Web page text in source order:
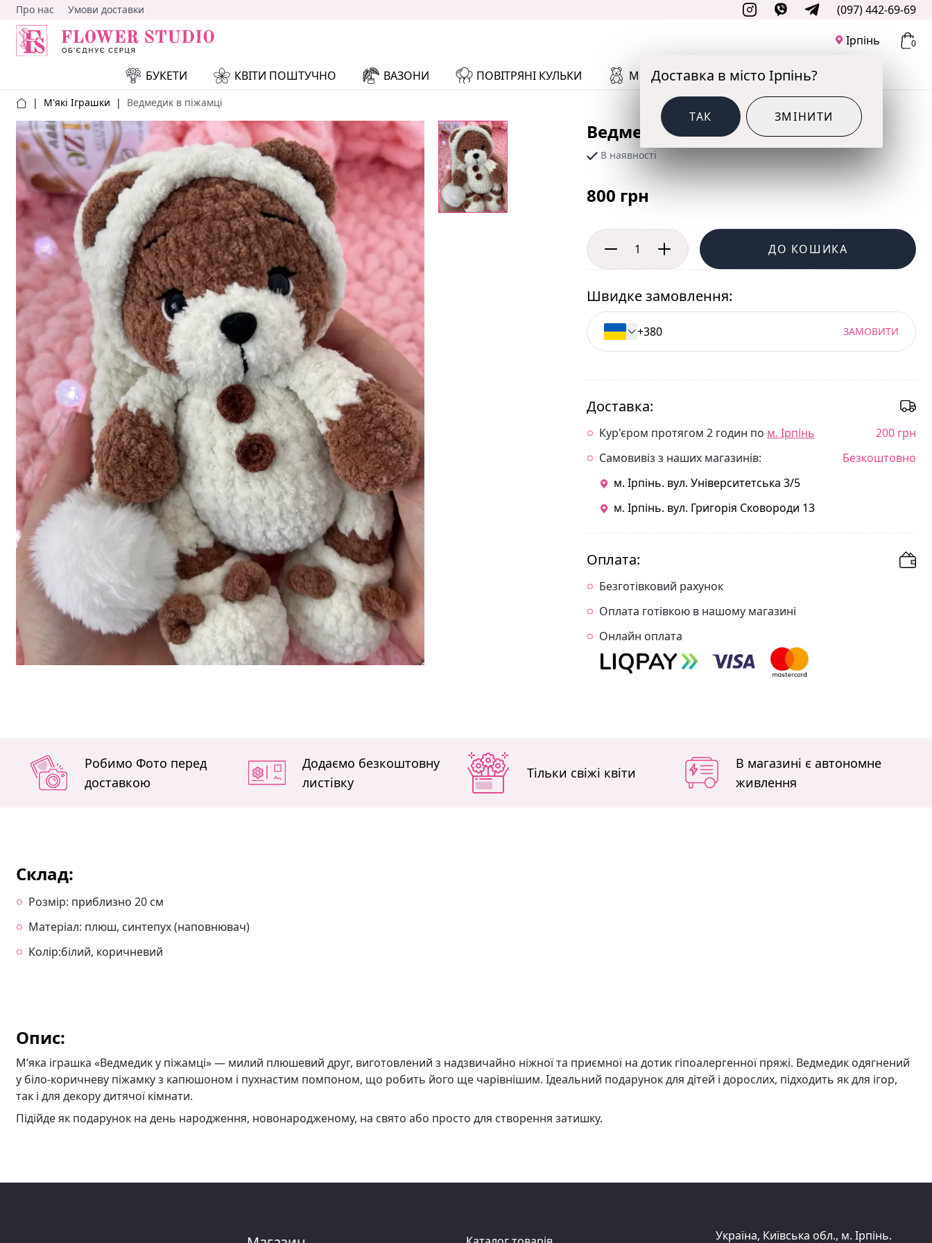
Про нас Умови доставки
(097) 442-69-69
Ірпінь
Доставка в місто Ірпінь?
ТАК ЗМІНИТИ
0
БУКЕТИ КВІТИ ПОШТУЧНО ВАЗОНИ ПОВІТРЯНІ КУЛЬКИ М'ЯКІ ІГРАШКИ ДО СВЯТА
| М'які Іграшки | Ведмедик в піжамці
Ведмедик в піжамці
В наявності
800 грн
ДО КОШИКА
Швидке замовлення:
ЗАМОВИТИ
Доставка:
Кур'єром протягом 2 годин по м. Ірпінь
200 грн
Самовивіз з наших магазинів:
Безкоштовно
м. Ірпінь. вул. Університетська 3/5
м. Ірпінь. вул. Григорія Сковороди 13
Оплата:
Безготівковий рахунок
Оплата готівкою в нашому магазині
Онлайн оплата
Робимо Фото перед
доставкою
Додаємо безкоштовну
листівку
Тільки свіжі квіти
В магазині є автономне
живлення
Склад:
Розмір: приблизно 20 см
Матеріал: плюш, синтепух (наповнювач)
Колір:білий, коричневий
Опис:
М’яка іграшка «Ведмедик у піжамці» — милий плюшевий друг, виготовлений з надзвичайно ніжної та приємної на дотик гіпоалергенної пряжі. Ведмедик одягнений
у біло-коричневу піжамку з капюшоном і пухнастим помпоном, що робить його ще чарівнішим. Ідеальний подарунок для дітей і дорослих, підходить як для ігор,
так і для декору дитячої кімнати.
Підійде як подарунок на день народження, новонародженому, на свято або просто для створення затишку.
Україна, Київська обл., м. Ірпінь.